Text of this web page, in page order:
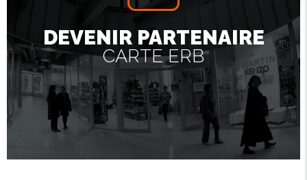
DEVENIR PARTENAIRE
CARTE ERB